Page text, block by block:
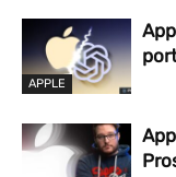
APPLE